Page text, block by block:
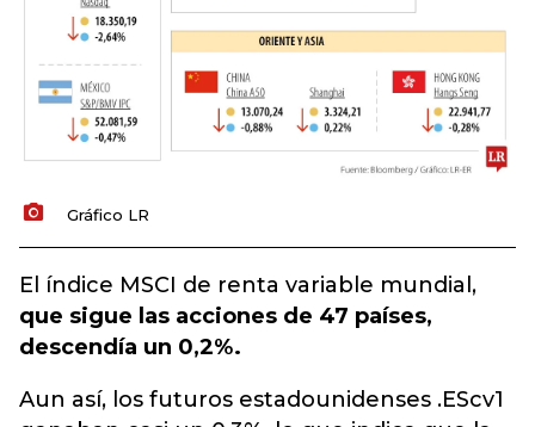
Gráfico LR
El índice MSCI de renta variable mundial,
que sigue las acciones de 47 países,
descendía un 0,2%.
Aun así, los futuros estadounidenses .EScv1